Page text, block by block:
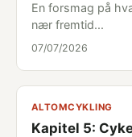
En forsmag på
nær fremtid...
07/07/2026
ALTOMCYKLING
Kapitel 5: